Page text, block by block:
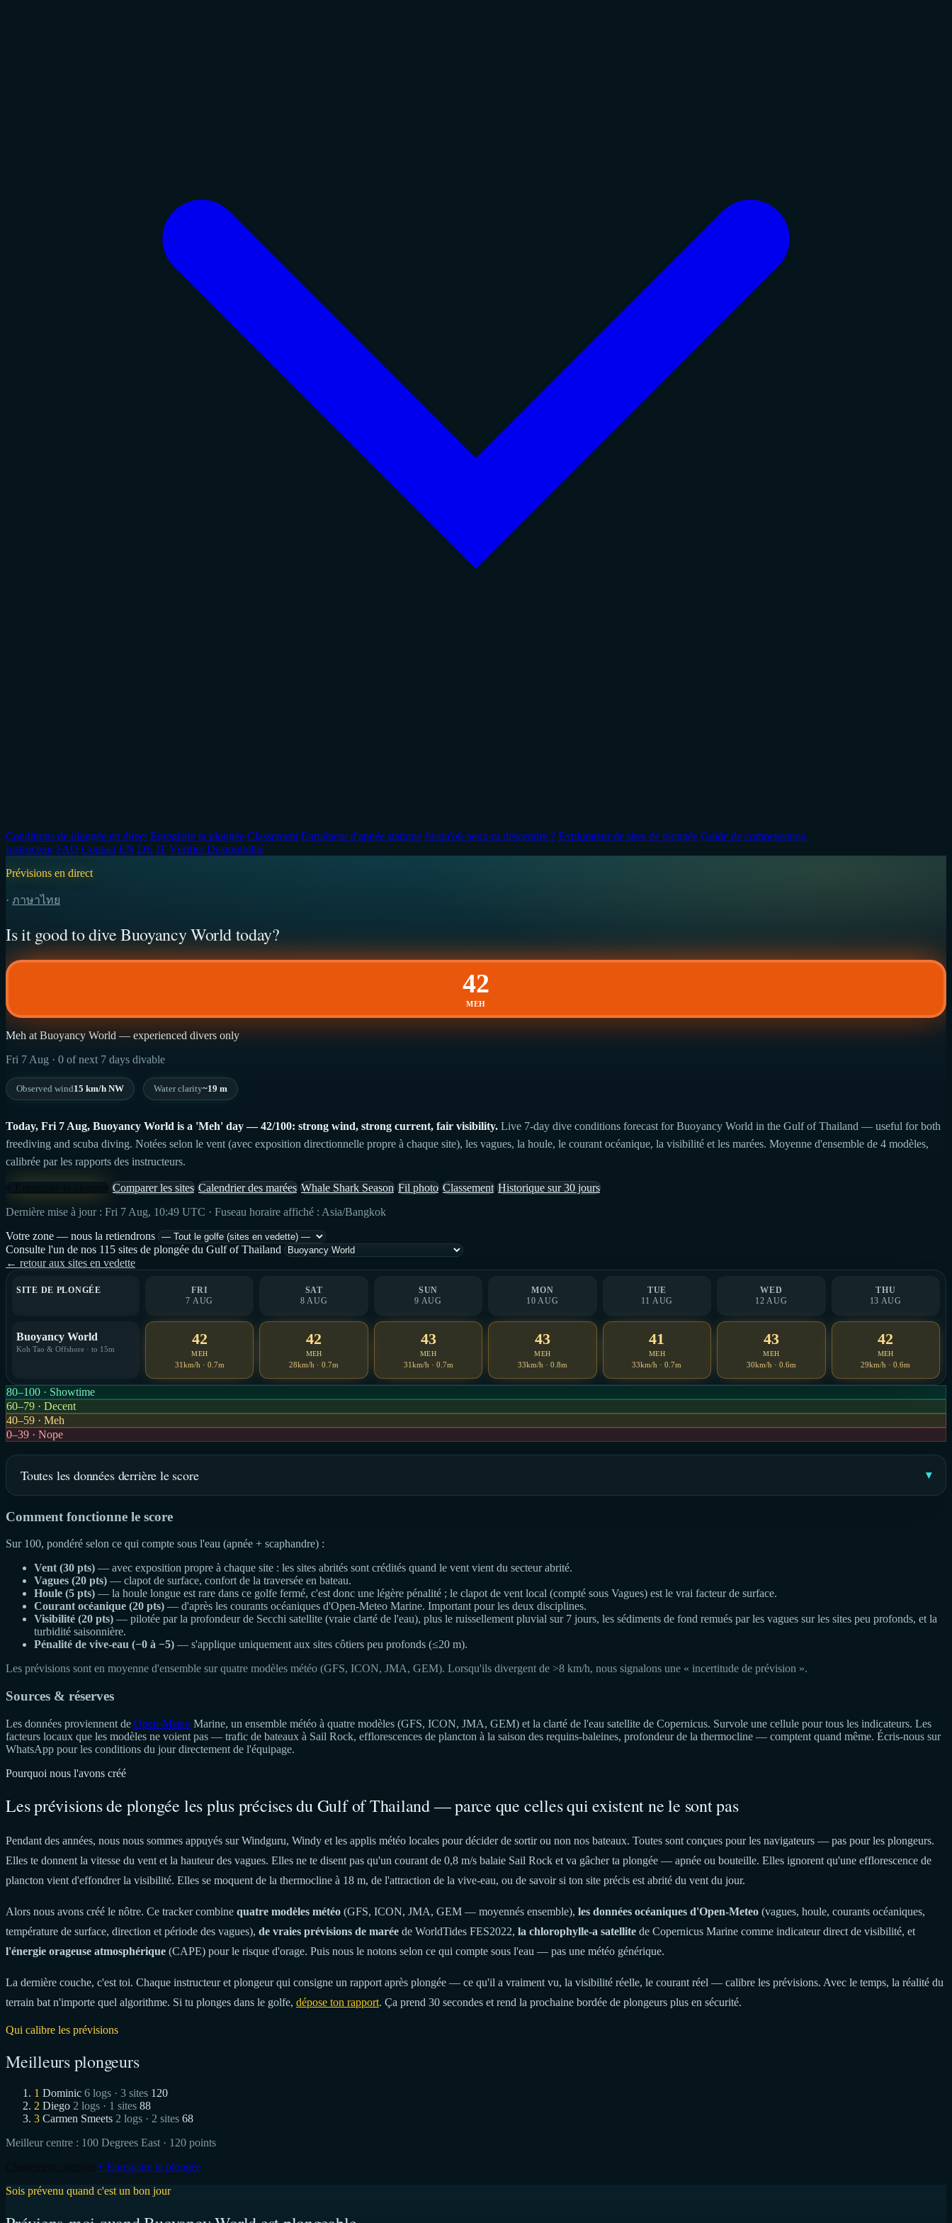
Conditions de plongée en direct Enregistre ta plongée Classement Entraîneur d'apnée statique Jusqu'où peux-tu descendre ? Explorateur de sites de plongée Guide de compensation
Instructeur FAQ Contact EN DE IT Vérifier Disponibilité
Prévisions en direct
· ภาษาไทย
Is it good to dive Buoyancy World today?
42
MEH
Meh at Buoyancy World — experienced divers only
Fri 7 Aug · 0 of next 7 days divable
Observed wind15 km/h NW Water clarity~19 m
Today, Fri 7 Aug, Buoyancy World is a 'Meh' day — 42/100: strong wind, strong current, fair visibility. Live 7-day dive conditions forecast for Buoyancy World in the Gulf of Thailand — useful for both
freediving and scuba diving. Notées selon le vent (avec exposition directionnelle propre à chaque site), les vagues, la houle, le courant océanique, la visibilité et les marées. Moyenne d'ensemble de 4 modèles,
calibrée par les rapports des instructeurs.
Comparer les sites Calendrier des marées Whale Shark Season Fil photo Classement Historique sur 30 jours
Dernière mise à jour : Fri 7 Aug, 10:49 UTC · Fuseau horaire affiché : Asia/Bangkok
Votre zone — nous la retiendrons
Consulte l'un de nos 115 sites de plongée du Gulf of Thailand
← retour aux sites en vedette
SITE DE PLONGÉE
FRI
7 AUG
SAT
8 AUG
SUN
9 AUG
MON
10 AUG
TUE
11 AUG
WED
12 AUG
THU
13 AUG
Buoyancy World
Koh Tao & Offshore · to 15m
42
MEH
31km/h · 0.7m
42
MEH
28km/h · 0.7m
43
MEH
31km/h · 0.7m
43
MEH
33km/h · 0.8m
41
MEH
33km/h · 0.7m
43
MEH
30km/h · 0.6m
42
MEH
29km/h · 0.6m
80–100 · Showtime
60–79 · Decent
40–59 · Meh
0–39 · Nope
Toutes les données derrière le score
Comment fonctionne le score
Sur 100, pondéré selon ce qui compte sous l'eau (apnée + scaphandre) :
Vent (30 pts) — avec exposition propre à chaque site : les sites abrités sont crédités quand le vent vient du secteur abrité.
Vagues (20 pts) — clapot de surface, confort de la traversée en bateau.
Houle (5 pts) — la houle longue est rare dans ce golfe fermé, c'est donc une légère pénalité ; le clapot de vent local (compté sous Vagues) est le vrai facteur de surface.
Courant océanique (20 pts) — d'après les courants océaniques d'Open-Meteo Marine. Important pour les deux disciplines.
Visibilité (20 pts) — pilotée par la profondeur de Secchi satellite (vraie clarté de l'eau), plus le ruissellement pluvial sur 7 jours, les sédiments de fond remués par les vagues sur les sites peu profonds, et la
turbidité saisonnière.
Pénalité de vive-eau (−0 à −5) — s'applique uniquement aux sites côtiers peu profonds (≤20 m).
Les prévisions sont en moyenne d'ensemble sur quatre modèles météo (GFS, ICON, JMA, GEM). Lorsqu'ils divergent de >8 km/h, nous signalons une « incertitude de prévision ».
Sources & réserves
Les données proviennent de Open-Meteo Marine, un ensemble météo à quatre modèles (GFS, ICON, JMA, GEM) et la clarté de l'eau satellite de Copernicus. Survole une cellule pour tous les indicateurs. Les
facteurs locaux que les modèles ne voient pas — trafic de bateaux à Sail Rock, efflorescences de plancton à la saison des requins-baleines, profondeur de la thermocline — comptent quand même. Écris-nous sur
WhatsApp pour les conditions du jour directement de l'équipage.
Pourquoi nous l'avons créé
Les prévisions de plongée les plus précises du Gulf of Thailand — parce que celles qui existent ne le sont pas
Pendant des années, nous nous sommes appuyés sur Windguru, Windy et les applis météo locales pour décider de sortir ou non nos bateaux. Toutes sont conçues pour les navigateurs — pas pour les plongeurs.
Elles te donnent la vitesse du vent et la hauteur des vagues. Elles ne te disent pas qu'un courant de 0,8 m/s balaie Sail Rock et va gâcher ta plongée — apnée ou bouteille. Elles ignorent qu'une efflorescence de
plancton vient d'effondrer la visibilité. Elles se moquent de la thermocline à 18 m, de l'attraction de la vive-eau, ou de savoir si ton site précis est abrité du vent du jour.
Alors nous avons créé le nôtre. Ce tracker combine quatre modèles météo (GFS, ICON, JMA, GEM — moyennés ensemble), les données océaniques d'Open-Meteo (vagues, houle, courants océaniques,
température de surface, direction et période des vagues), de vraies prévisions de marée de WorldTides FES2022, la chlorophylle-a satellite de Copernicus Marine comme indicateur direct de visibilité, et
l'énergie orageuse atmosphérique (CAPE) pour le risque d'orage. Puis nous le notons selon ce qui compte sous l'eau — pas une météo générique.
La dernière couche, c'est toi. Chaque instructeur et plongeur qui consigne un rapport après plongée — ce qu'il a vraiment vu, la visibilité réelle, le courant réel — calibre les prévisions. Avec le temps, la réalité du
terrain bat n'importe quel algorithme. Si tu plonges dans le golfe, dépose ton rapport. Ça prend 30 secondes et rend la prochaine bordée de plongeurs plus en sécurité.
Qui calibre les prévisions
Meilleurs plongeurs
1 Dominic 6 logs · 3 sites 120
2 Diego 2 logs · 1 sites 88
3 Carmen Smeets 2 logs · 2 sites 68
Meilleur centre : 100 Degrees East · 120 points
+ Enregistre ta plongée
Sois prévenu quand c'est un bon jour